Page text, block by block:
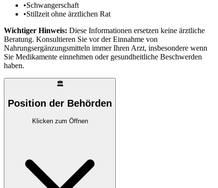
•Schwangerschaft
•Stillzeit ohne ärztlichen Rat
Wichtiger Hinweis: Diese Informationen ersetzen keine ärztliche
Beratung. Konsultieren Sie vor der Einnahme von
Nahrungsergänzungsmitteln immer Ihren Arzt, insbesondere wenn
Sie Medikamente einnehmen oder gesundheitliche Beschwerden
haben.
🏛️
Position der Behörden
Klicken zum Öffnen